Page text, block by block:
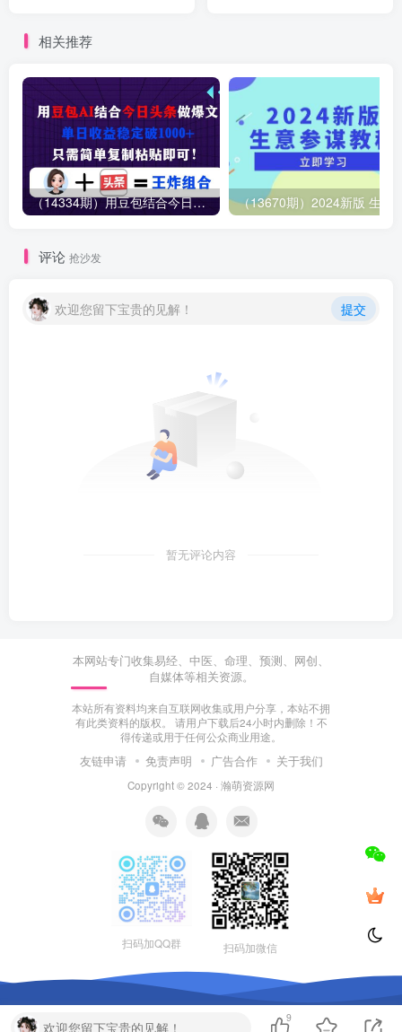
相关推荐
（14334期）用豆包结合今日头条做爆文，单日收益稳定破1000+，只需简单复制粘贴即可！
评论 抢沙发
欢迎您留下宝贵的见解！ 提交
暂无评论内容
本网站专门收集易经、中医、命理、预测、网创、
自媒体等相关资源。
本站所有资料均来自互联网收集或用户分享，本站不拥
有此类资料的版权。 请用户下载后24小时内删除！不
得传递或用于任何公众商业用途。
友链申请 免责声明 广告合作 关于我们
Copyright © 2024 · 瀚萌资源网
扫码加QQ群 扫码加微信
欢迎您留下宝贵的见解！
9